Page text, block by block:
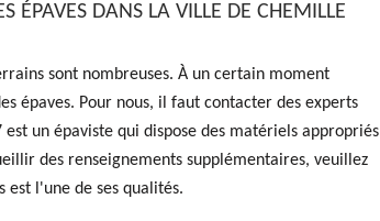
ÉPAVES DANS LA VILLE DE CHEMILLE
sont nombreuses. À un certain moment
épaves. Pour nous, il faut contacter des experts
un épaviste qui dispose des matériels appropriés
des renseignements supplémentaires, veuillez
est l'une de ses qualités.